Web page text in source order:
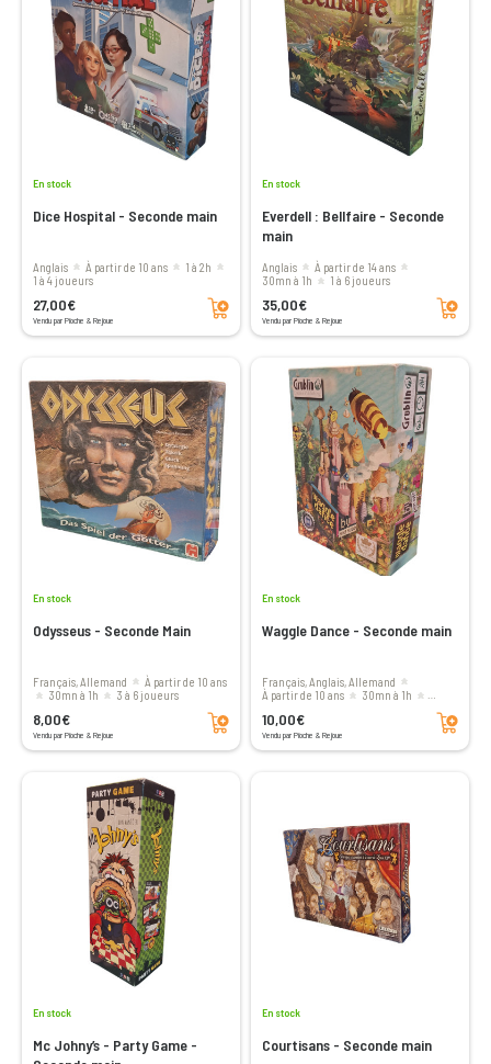
En stock
Dice Hospital - Seconde main
Anglais à partir de 10 ans
1 à 2h
1 à 4 joueurs
27,00€
Vendu par Pioche & Rejoue
Ajouter au panier
En stock
Everdell : Bellfaire - Seconde
main
Anglais
à partir de 14 ans
30mn à 1h
1 à 6 joueurs
35,00€
Vendu par Pioche & Rejoue
Ajouter au panier
En stock
Odysseus - Seconde Main
Français, Allemand
à partir de 10 ans
30mn à 1h
3 à 6 joueurs
8,00€
Vendu par Pioche & Rejoue
Ajouter au panier
En stock
Waggle Dance - Seconde main
Français, Anglais, Allemand
à partir de 10 ans
30mn à 1h
10,00€
Vendu par Pioche & Rejoue
Ajouter au panier
En stock
Mc Johny’s - Party Game -
En stock
Courtisans - Seconde main